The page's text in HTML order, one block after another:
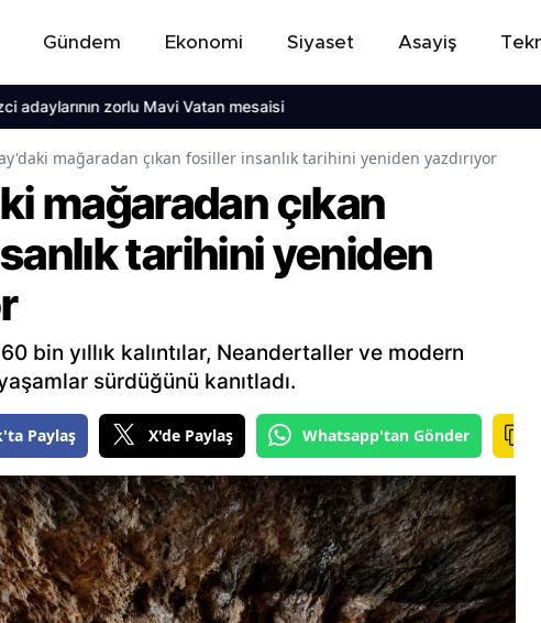
Gündem Ekonomi Siyaset Asayiş
zorlu Mavi Vatan mesaisi
mağaradan çıkan fosiller insanlık tarihini yeniden yazdırıyor
mağaradan çıkan
tarihini yeniden
bin yıllık kalıntılar, Neandertaller ve modern
sürdüğünü kanıtladı.
Paylaş X'de Paylaş Whatsapp'tan Gönder